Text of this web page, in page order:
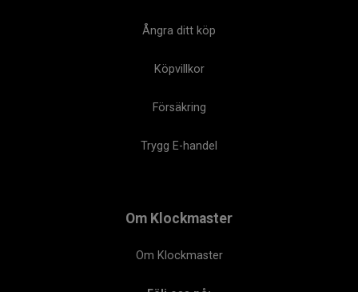
Ångra ditt köp
Köpvillkor
Försäkring
Trygg E-handel
Om Klockmaster
Om Klockmaster